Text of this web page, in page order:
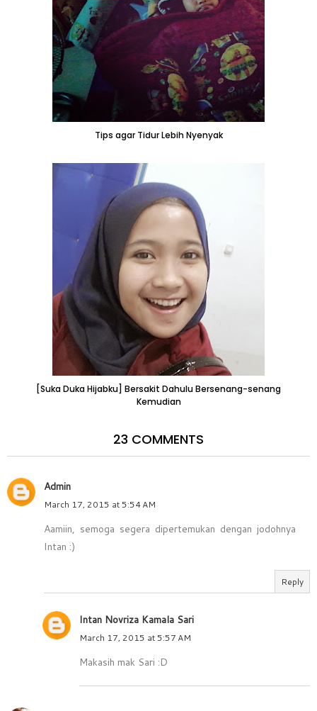
Tips agar Tidur Lebih Nyenyak
[Suka Duka Hijabku] Bersakit Dahulu Bersenang-senang
Kemudian
23 COMMENTS
Admin
March 17, 2015 at 5:54 AM
Aamiin, semoga segera dipertemukan dengan jodohnya
Intan :)
Reply
Intan Novriza Kamala Sari
March 17, 2015 at 5:57 AM
Makasih mak Sari :D